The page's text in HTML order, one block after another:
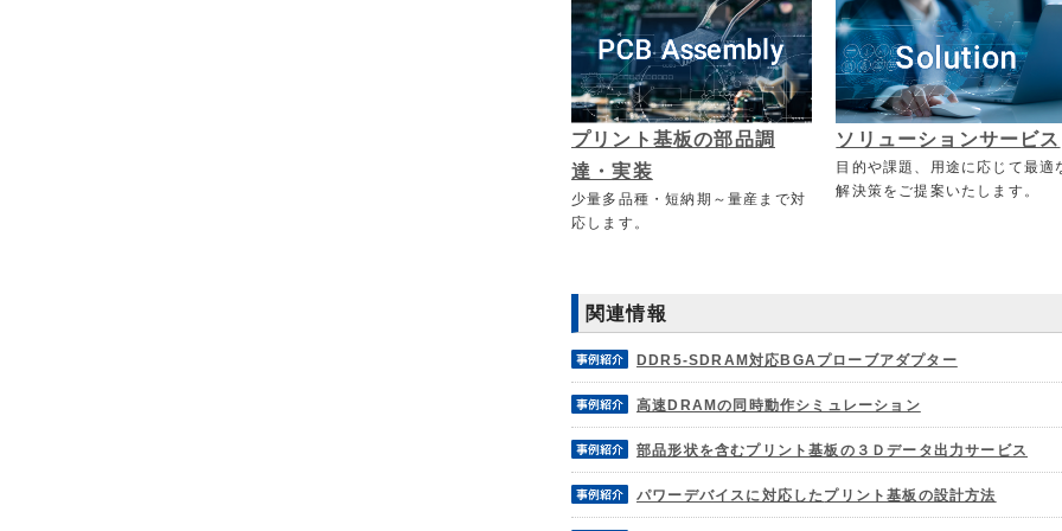
プリント基板の部品調
達・実装
少量多品種・短納期～量産まで対
応します。
ソリューションサービス
目的や課題、用途に応じて最適
解決策をご提案いたします。
関連情報
DDR5-SDRAM対応BGAプローブアダプター
高速DRAMの同時動作シミュレーション
部品形状を含むプリント基板の３Ｄデータ出力サービス
パワーデバイスに対応した プリント基板の設計方法